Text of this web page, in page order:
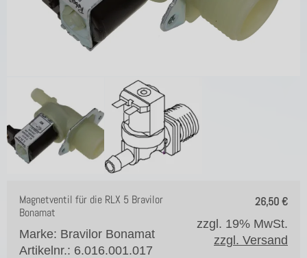
26,50€
Magnetventil für die RLX 5 Bravilor
Bonamat
Marke: Bravilor Bonamat
Artikelnr.: 6.016.001.017
zzgl. 19% MwSt.
zzgl. Versand